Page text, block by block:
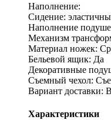
Наполнение:
Сидение:
Наполнение
Механизм
Материал ножек:
Бельевой ящик: Да
Декоративные
Съемный чехол:
Вариант доставки:
Характеристики